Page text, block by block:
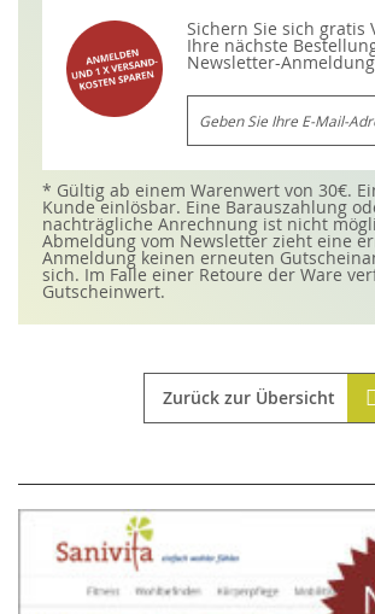
Sichern Sie sich gratis
Ihre nächste
Newsletter-
Melden
Sie
für
unseren
Newsletter
an:
* Gültig ab einem Warenwert von 30€.
Kunde einlösbar. Eine Barauszahlung
nachträgliche Anrechnung ist nicht
Abmeldung vom Newsletter zieht eine
Anmeldung keinen erneuten
sich. Im Falle einer Retoure der Ware
Gutscheinwert.
Zurück zur Übersicht